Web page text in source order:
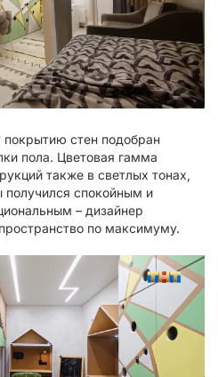
стен подобран
пола. Цветовая гамма
также в светлых тонах,
получился спокойным и
– дизайнер
по максимуму.